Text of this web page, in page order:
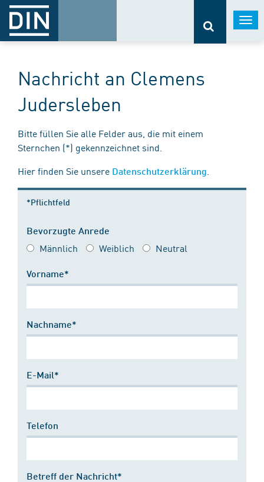
Nachricht an Clemens
Judersleben
Bitte füllen Sie alle Felder aus, die mit einem
Sternchen (*) gekennzeichnet sind.
Hier finden Sie unsere Datenschutzerklärung
*Pflichtfeld
Bevorzugte Anrede
Männlich Weiblich Neutral
Vorname*
Nachname*
E-Mail*
Telefon
Betreff der Nachricht*